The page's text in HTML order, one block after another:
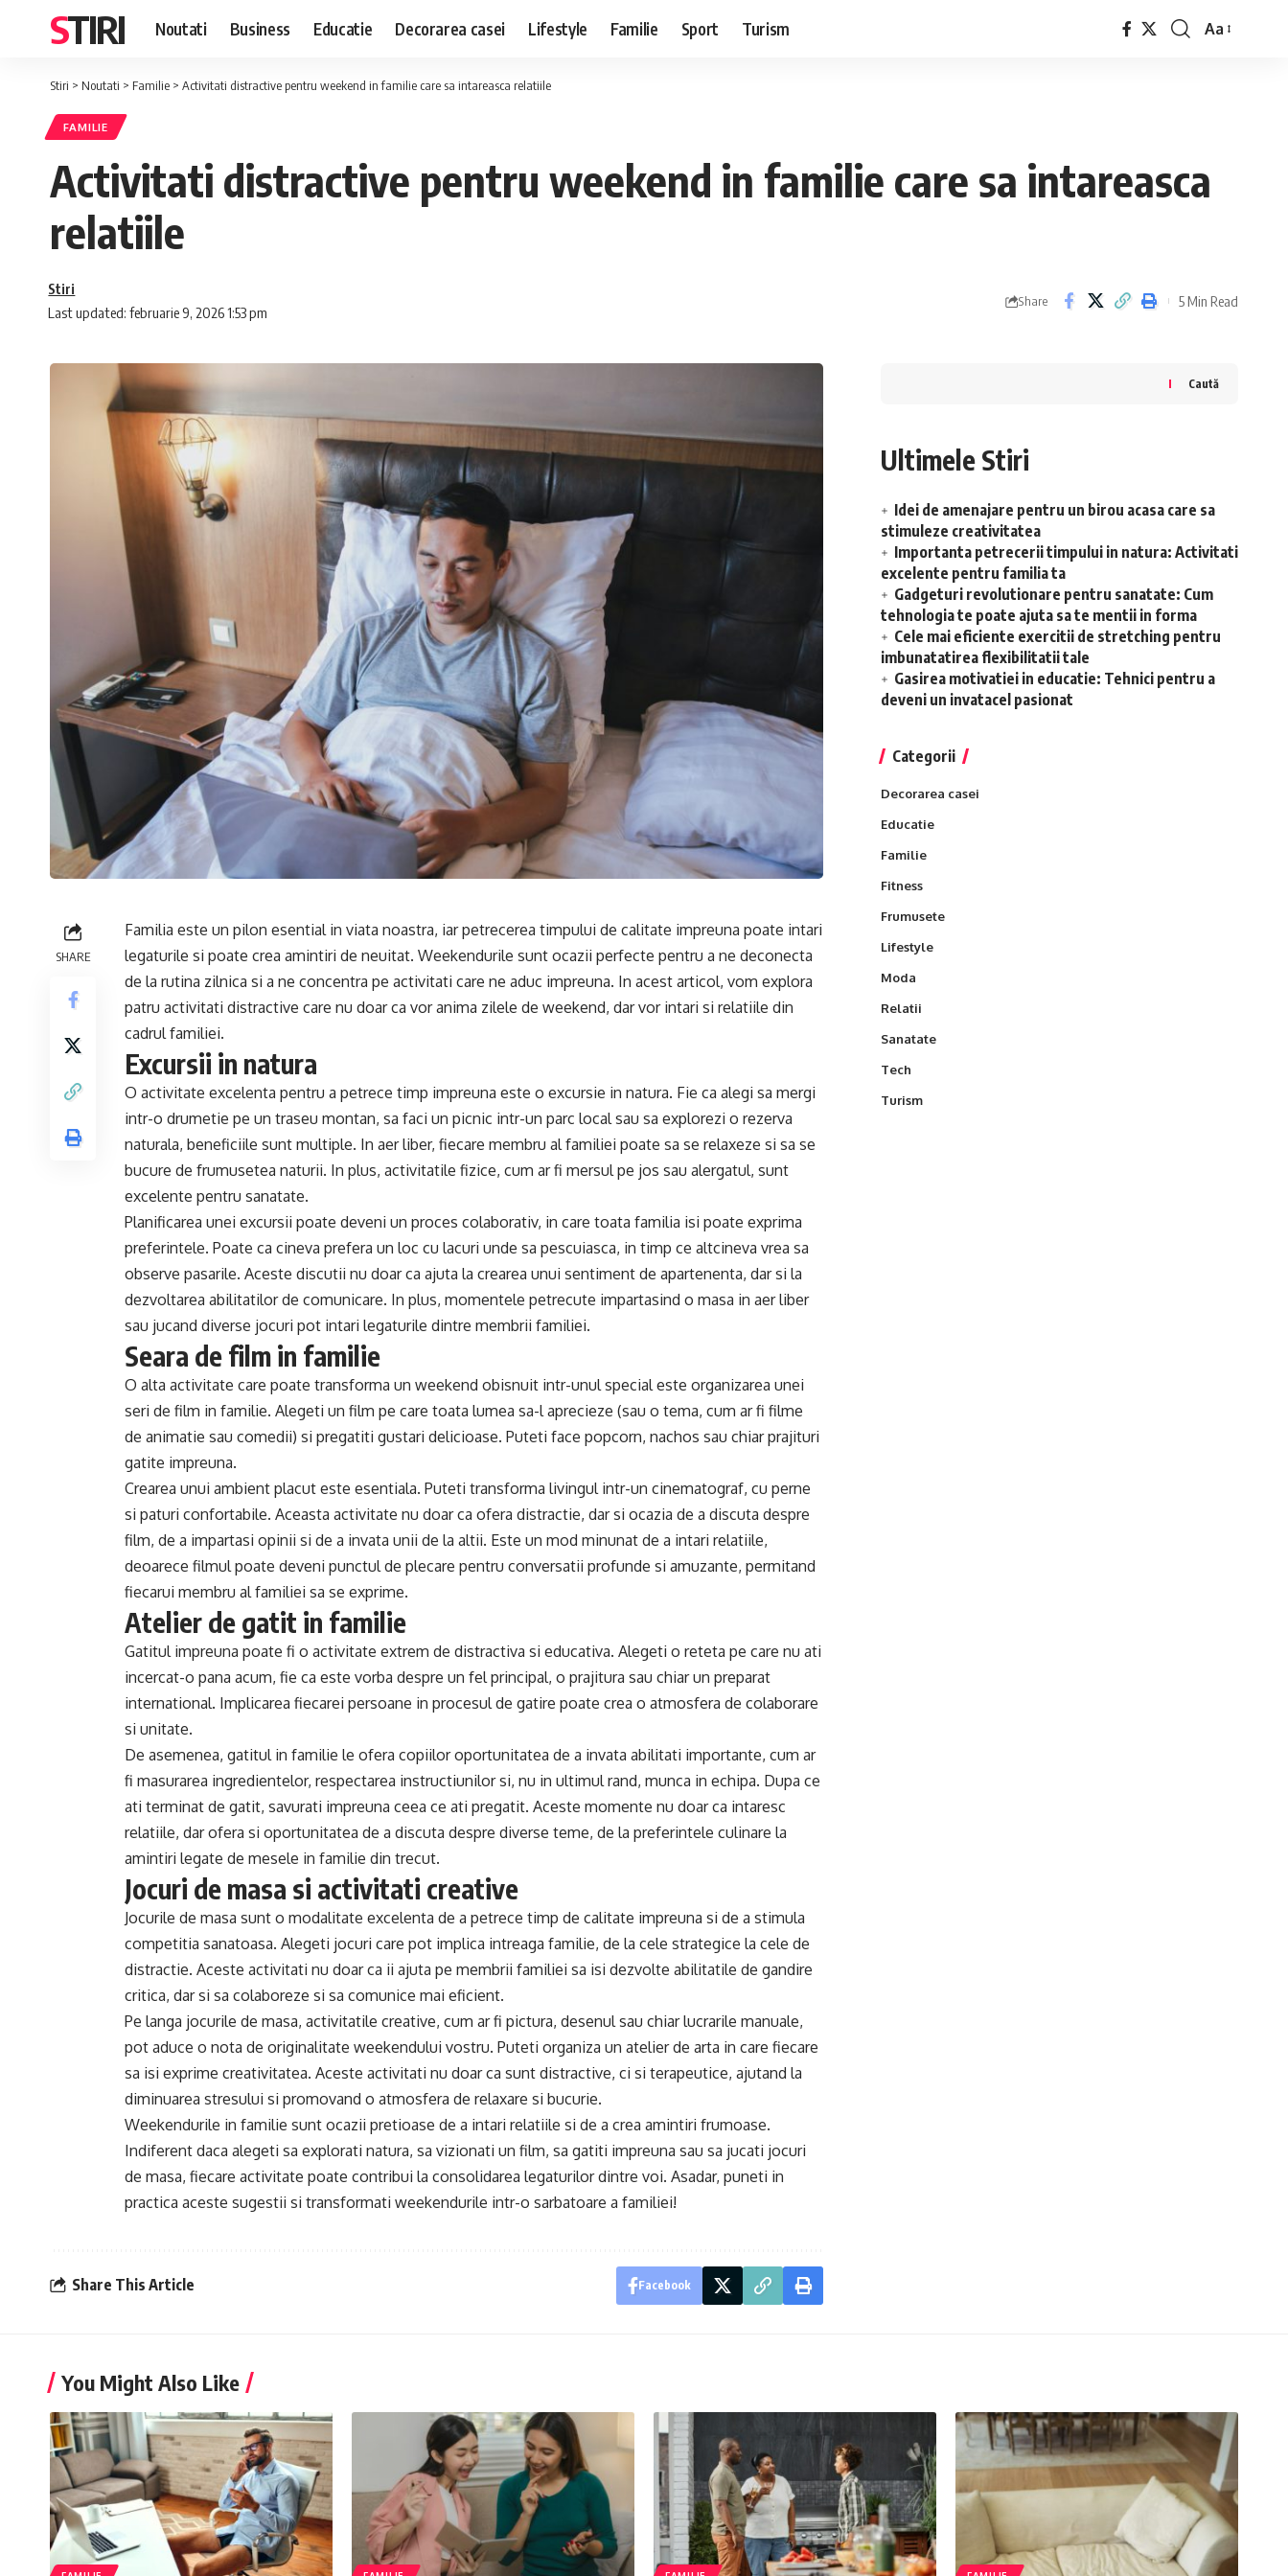
STIRI Noutati Business Educatie Decorarea casei Lifestyle Familie Sport Turism
Font
Aa
Stiri > Noutati > Familie > Activitati distractive pentru weekend in familie care sa intareasca relatiile
FAMILIE
Activitati distractive pentru weekend in familie care sa intareasca
relatiile
Last updated: februarie 9, 2026 1:53 pm
Stiri
Share 5 Min Read
SHARE
Familia este un pilon esential in viata noastra, iar petrecerea timpului de calitate impreuna poate intari
legaturile si poate crea amintiri de neuitat. Weekendurile sunt ocazii perfecte pentru a ne deconecta
de la rutina zilnica si a ne concentra pe activitati care ne aduc impreuna. In acest articol, vom explora
patru activitati distractive care nu doar ca vor anima zilele de weekend, dar vor intari si relatiile din
cadrul familiei.
Excursii in natura
O activitate excelenta pentru a petrece timp impreuna este o excursie in natura. Fie ca alegi sa mergi
intr-o drumetie pe un traseu montan, sa faci un picnic intr-un parc local sau sa explorezi o rezerva
naturala, beneficiile sunt multiple. In aer liber, fiecare membru al familiei poate sa se relaxeze si sa se
bucure de frumusetea naturii. In plus, activitatile fizice, cum ar fi mersul pe jos sau alergatul, sunt
excelente pentru sanatate.
Planificarea unei excursii poate deveni un proces colaborativ, in care toata familia isi poate exprima
preferintele. Poate ca cineva prefera un loc cu lacuri unde sa pescuiasca, in timp ce altcineva vrea sa
observe pasarile. Aceste discutii nu doar ca ajuta la crearea unui sentiment de apartenenta, dar si la
dezvoltarea abilitatilor de comunicare. In plus, momentele petrecute impartasind o masa in aer liber
sau jucand diverse jocuri pot intari legaturile dintre membrii familiei.
Seara de film in familie
O alta activitate care poate transforma un weekend obisnuit intr-unul special este organizarea unei
seri de film in familie. Alegeti un film pe care toata lumea sa-l aprecieze (sau o tema, cum ar fi filme
de animatie sau comedii) si pregatiti gustari delicioase. Puteti face popcorn, nachos sau chiar prajituri
gatite impreuna.
Crearea unui ambient placut este esentiala. Puteti transforma livingul intr-un cinematograf, cu perne
si paturi confortabile. Aceasta activitate nu doar ca ofera distractie, dar si ocazia de a discuta despre
film, de a impartasi opinii si de a invata unii de la altii. Este un mod minunat de a intari relatiile,
deoarece filmul poate deveni punctul de plecare pentru conversatii profunde si amuzante, permitand
fiecarui membru al familiei sa se exprime.
Atelier de gatit in familie
Gatitul impreuna poate fi o activitate extrem de distractiva si educativa. Alegeti o reteta pe care nu ati
incercat-o pana acum, fie ca este vorba despre un fel principal, o prajitura sau chiar un preparat
international. Implicarea fiecarei persoane in procesul de gatire poate crea o atmosfera de colaborare
si unitate.
De asemenea, gatitul in familie le ofera copiilor oportunitatea de a invata abilitati importante, cum ar
fi masurarea ingredientelor, respectarea instructiunilor si, nu in ultimul rand, munca in echipa. Dupa ce
ati terminat de gatit, savurati impreuna ceea ce ati pregatit. Aceste momente nu doar ca intaresc
relatiile, dar ofera si oportunitatea de a discuta despre diverse teme, de la preferintele culinare la
amintiri legate de mesele in familie din trecut.
Jocuri de masa si activitati creative
Jocurile de masa sunt o modalitate excelenta de a petrece timp de calitate impreuna si de a stimula
competitia sanatoasa. Alegeti jocuri care pot implica intreaga familie, de la cele strategice la cele de
distractie. Aceste activitati nu doar ca ii ajuta pe membrii familiei sa isi dezvolte abilitatile de gandire
critica, dar si sa colaboreze si sa comunice mai eficient.
Pe langa jocurile de masa, activitatile creative, cum ar fi pictura, desenul sau chiar lucrarile manuale,
pot aduce o nota de originalitate weekendului vostru. Puteti organiza un atelier de arta in care fiecare
sa isi exprime creativitatea. Aceste activitati nu doar ca sunt distractive, ci si terapeutice, ajutand la
diminuarea stresului si promovand o atmosfera de relaxare si bucurie.
Weekendurile in familie sunt ocazii pretioase de a intari relatiile si de a crea amintiri frumoase.
Indiferent daca alegeti sa explorati natura, sa vizionati un film, sa gatiti impreuna sau sa jucati jocuri
de masa, fiecare activitate poate contribui la consolidarea legaturilor dintre voi. Asadar, puneti in
practica aceste sugestii si transformati weekendurile intr-o sarbatoare a familiei!
Share This Article Facebook
Caută
Ultimele Stiri
Idei de amenajare pentru un birou acasa care sa
stimuleze creativitatea
Importanta petrecerii timpului in natura: Activitati
excelente pentru familia ta
Gadgeturi revolutionare pentru sanatate: Cum
tehnologia te poate ajuta sa te mentii in forma
Cele mai eficiente exercitii de stretching pentru
imbunatatirea flexibilitatii tale
Gasirea motivatiei in educatie: Tehnici pentru a
deveni un invatacel pasionat
Categorii
Decorarea casei
Educatie
Familie
Fitness
Frumusete
Lifestyle
Moda
Relatii
Sanatate
Tech
Turism
You Might Also Like